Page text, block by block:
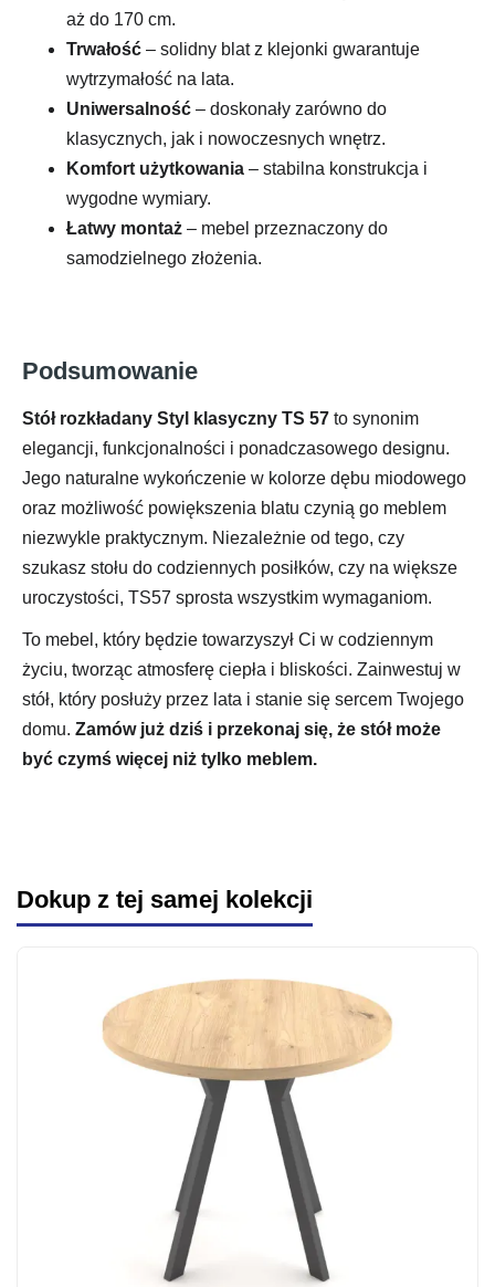
aż do 170 cm.
Trwałość – solidny blat z klejonki gwarantuje
wytrzymałość na lata.
Uniwersalność – doskonały zarówno do
klasycznych, jak i nowoczesnych wnętrz.
Komfort użytkowania – stabilna konstrukcja i
wygodne wymiary.
Łatwy montaż – mebel przeznaczony do
samodzielnego złożenia.
Podsumowanie
Stół rozkładany Styl klasyczny TS 57 to synonim
elegancji, funkcjonalności i ponadczasowego designu.
Jego naturalne wykończenie w kolorze dębu miodowego
oraz możliwość powiększenia blatu czynią go meblem
niezwykle praktycznym. Niezależnie od tego, czy
szukasz stołu do codziennych posiłków, czy na większe
uroczystości, TS57 sprosta wszystkim wymaganiom.
To mebel, który będzie towarzyszył Ci w codziennym
życiu, tworząc atmosferę ciepła i bliskości. Zainwestuj w
stół, który posłuży przez lata i stanie się sercem Twojego
domu. Zamów już dziś i przekonaj się, że stół może
być czymś więcej niż tylko meblem.
Dokup z tej samej kolekcji